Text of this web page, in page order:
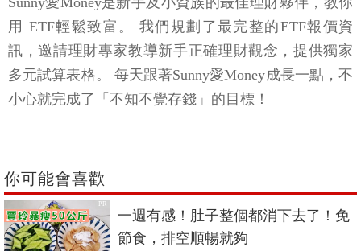
用 ETF輕鬆致富。 我們規劃了最完整的ETF報價資
訊，邀請理財專家教導新手正確理財觀念，提供獨家
多元試算表格。 每天跟著Sunny愛Money成長一點，不
小心就完成了「不知不覺存錢」的目標！
你可能會喜歡
PR
一週有感！肚子整個都消下去了！免
節食，排空順暢就夠